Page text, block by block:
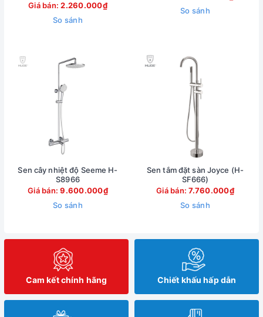
Giá bán:2.260.000₫
So sánh
So sánh
Sen cây nhiệt độ Seeme H-
S8966
Giá bán:9.600.000₫
So sánh
Sen tắm đặt sàn Joyce (H-
SF666)
Giá bán:7.760.000₫
So sánh
Cam kết chính hãng Chiết khấu hấp dẫn